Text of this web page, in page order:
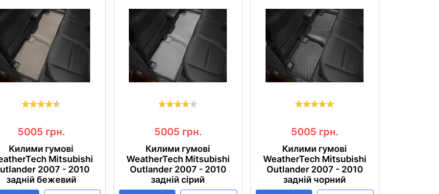
5005 грн.
Килими гумові
Mitsubishi
2007 - 2010
задній бежевий
5005 грн.
Килими гумові
WeatherTech Mitsubishi
Outlander 2007 - 2010
задній сірий
5005 грн.
Килими гумові
WeatherTech Mitsubishi
Outlander 2007 - 2010
задній чорний